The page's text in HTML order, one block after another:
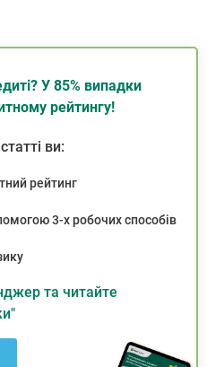
У 85% випадки
рейтингу!
ви:
рейтинг
3-х робочих способів
та читайте